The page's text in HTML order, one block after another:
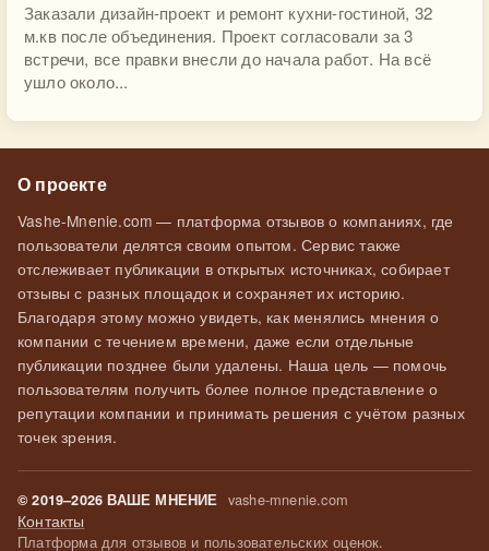
Заказали дизайн-проект и ремонт кухни-гостиной, 32
м.кв после объединения. Проект согласовали за 3
встречи, все правки внесли до начала работ. На всё
ушло около...
О проекте
Vashe-Mnenie.com — платформа отзывов о компаниях, где
пользователи делятся своим опытом. Сервис также
отслеживает публикации в открытых источниках, собирает
отзывы с разных площадок и сохраняет их историю.
Благодаря этому можно увидеть, как менялись мнения о
компании с течением времени, даже если отдельные
публикации позднее были удалены. Наша цель — помочь
пользователям получить более полное представление о
репутации компании и принимать решения с учётом разных
точек зрения.
© 2019–2026 ВАШЕ МНЕНИЕ vashe-mnenie.com
Контакты
Платформа для отзывов и пользовательских оценок.